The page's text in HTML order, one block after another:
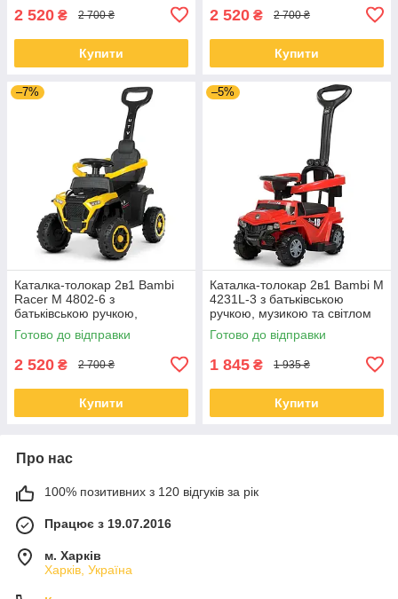
2 520 ₴ 2 700 ₴
Купити
2 520 ₴ 2 700 ₴
Купити
–7%
Каталка-толокар 2в1 Bambi
Racer M 4802-6 з
батьківською ручкою,
колесами EVA та сидінням з
екошкіри
Готово до відправки
2 520 ₴ 2 700 ₴
Купити
–5%
Каталка-толокар 2в1 Bambi M
4231L-3 з батьківською
ручкою, музикою та світлом
Готово до відправки
1 845 ₴ 1 935 ₴
Купити
Про нас
100% позитивних з 120 відгуків за рік
Працює з 19.07.2016
м. Харків
Харків, Україна